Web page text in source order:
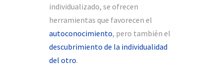
individualizado, se ofrecen
herramientas que favorecen el
autoconocimiento, pero también el
descubrimiento de la individualidad
del otro.